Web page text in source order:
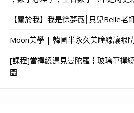
【關於我】我是徐夢薇⎮貝兒Belle老
Moon美學 | 韓國半永久美瞳線讓眼
[課程]當禪繞遇見曼陀羅┇玻璃筆禪
園